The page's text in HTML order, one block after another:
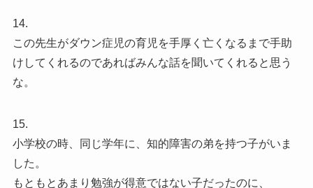
14.
この先生がダウン症児の育児を手厚く亡くなるまで手助
けしてくれるのであればみんな話を聞いてくれると思う
な。
15.
小学校の時、同じ学年に、知的障害の弟を持つ子がいま
した。
もともとあまり勉強が得意ではない子だったのに、